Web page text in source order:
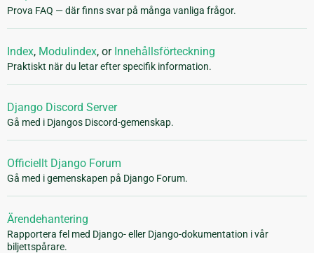
Prova FAQ — där finns svar på många vanliga frågor.
Index, Modulindex, or Innehållsförteckning
Praktiskt när du letar efter specifik information.
Django Discord Server
Gå med i Djangos Discord-gemenskap.
Officiellt Django Forum
Gå med i gemenskapen på Django Forum.
Ärendehantering
Rapportera fel med Django- eller Django-dokumentation i vår
biljettspårare.